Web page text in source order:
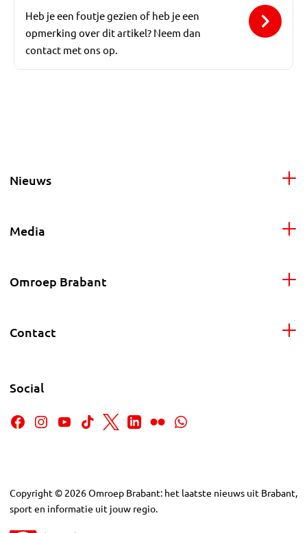
Heb je een foutje gezien of heb je een
opmerking over dit artikel? Neem dan
contact met ons op.
Nieuws
Media
Omroep Brabant
Contact
Social
Copyright © 2026Omroep Brabant: het laatste nieuws uit Brabant,
sport en informatie uit jouw regio.